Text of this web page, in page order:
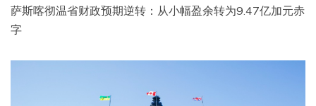
萨斯喀彻温省财政预期逆转：从小幅盈余转为9.47亿加元赤
字